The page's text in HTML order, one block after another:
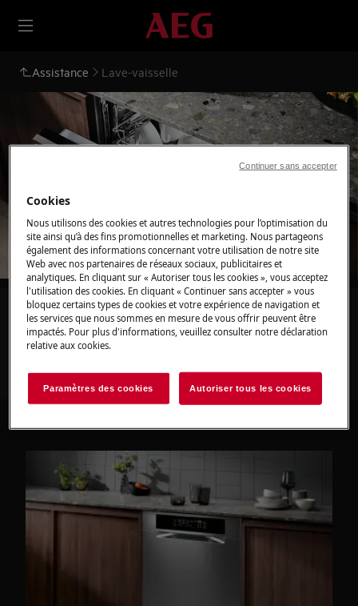
Assistance Lave-vaisselle
Support pour Lave-vaisselle
Recherchez parmi nos articles d'assistance
Cookies
Nous utilisons des cookies et autres technologies pour l’optimisation du
site ainsi qu’à des fins promotionnelles et marketing. Nous partageons
également des informations concernant votre utilisation de notre site
Web avec nos partenaires de réseaux sociaux, publicitaires et
analytiques. En cliquant sur « Autoriser tous les cookies », vous acceptez
l'utilisation des cookies. En cliquant « Continuer sans accepter » vous
bloquez certains types de cookies et votre expérience de navigation et
les services que nous sommes en mesure de vous offrir peuvent être
impactés. Pour plus d'informations, veuillez consulter notre déclaration
relative aux cookies.
Paramètres des cookies Autoriser tous les cookies
Continuer sans accepter